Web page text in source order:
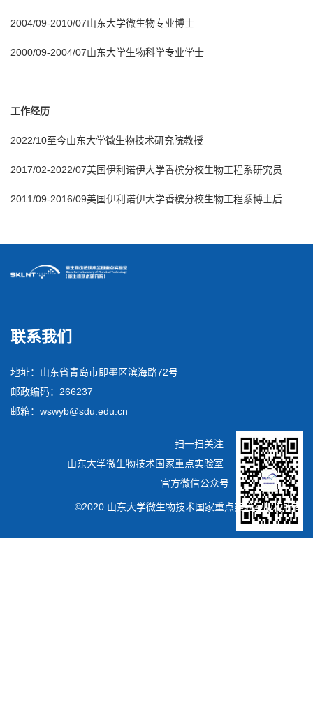
2004/09-2010/07山东大学微生物专业博士
2000/09-2004/07山东大学生物科学专业学士
工作经历
2022/10至今山东大学微生物技术研究院教授
2017/02-2022/07美国伊利诺伊大学香槟分校生物工程系研究员
2011/09-2016/09美国伊利诺伊大学香槟分校生物工程系博士后
联系我们
地址：山东省青岛市即墨区滨海路72号
邮政编码：266237
邮箱：wswyb@sdu.edu.cn
扫一扫关注
山东大学微生物技术国家重点实验室
官方微信公众号
©2020 山东大学微生物技术国家重点实验室版权所有